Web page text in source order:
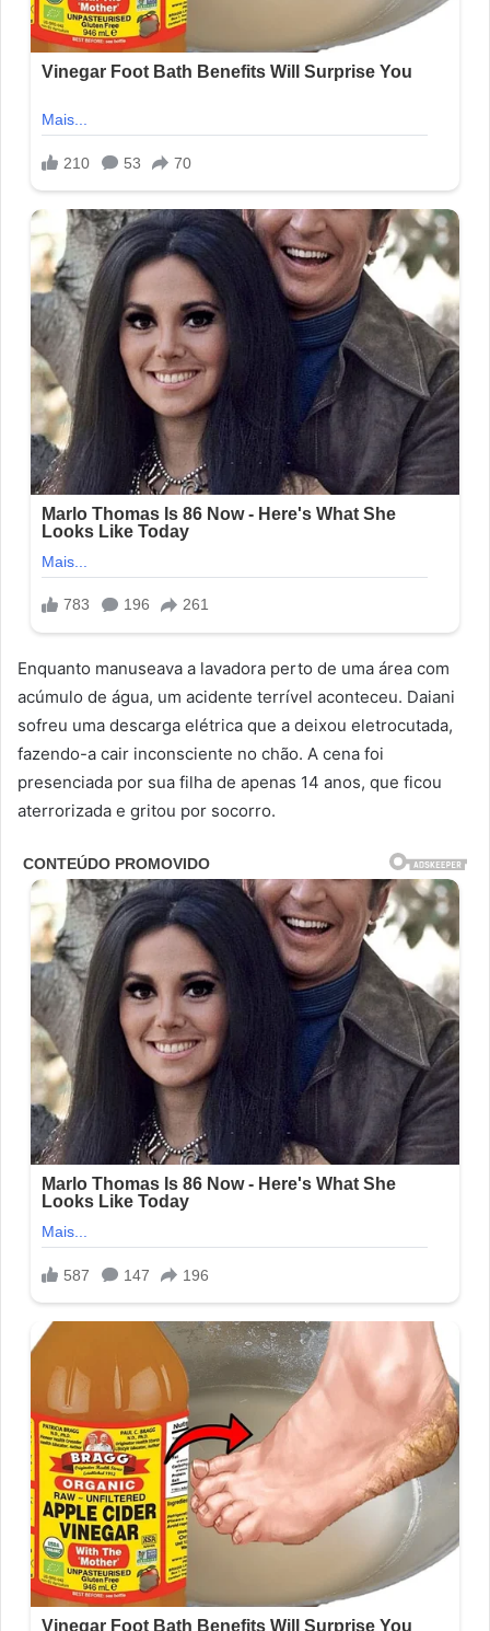
Enquanto manuseava a lavadora perto de uma área com
acúmulo de água, um acidente terrível aconteceu. Daiani
sofreu uma descarga elétrica que a deixou eletrocutada,
fazendo-a cair inconsciente no chão. A cena foi
presenciada por sua filha de apenas 14 anos, que ficou
aterrorizada e gritou por socorro.